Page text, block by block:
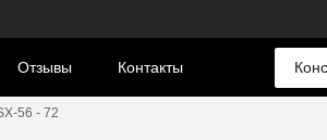
Отзывы Контакты
56 - 72